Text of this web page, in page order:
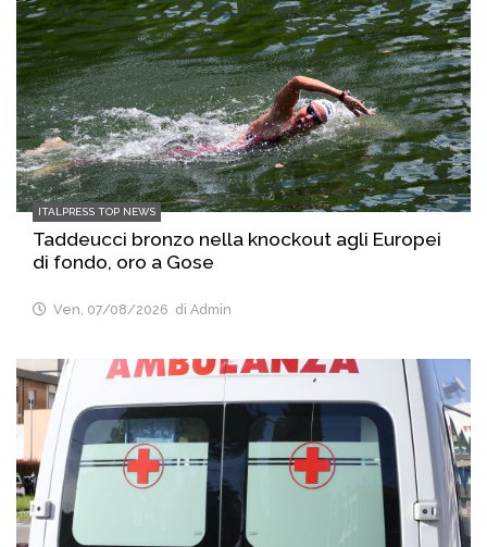
ITALPRESS TOP NEWS
Taddeucci bronzo nella knockout agli Europei
di fondo, oro a Gose
Ven, 07/08/2026 di Admin